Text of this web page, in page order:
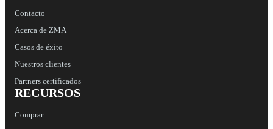
Contacto
Acerca de ZMA
Casos de éxito
Nuestros clientes
Partners certificados
RECURSOS
Comprar